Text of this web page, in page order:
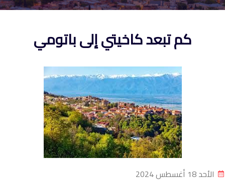
كم تبعد كاخيتي إلى باتومي
الأحد 18 أغسطس 2024